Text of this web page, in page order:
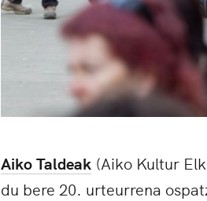
Aiko Taldeak (Aiko Kultur
du bere 20. urteurrena